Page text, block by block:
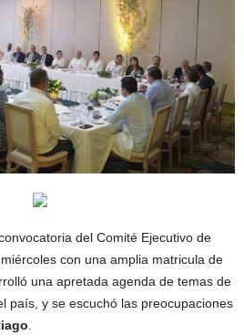
del Comité Ejecutivo de
con una amplia matricula de
una apretada agenda de temas de
país, y se escuchó las preocupaciones